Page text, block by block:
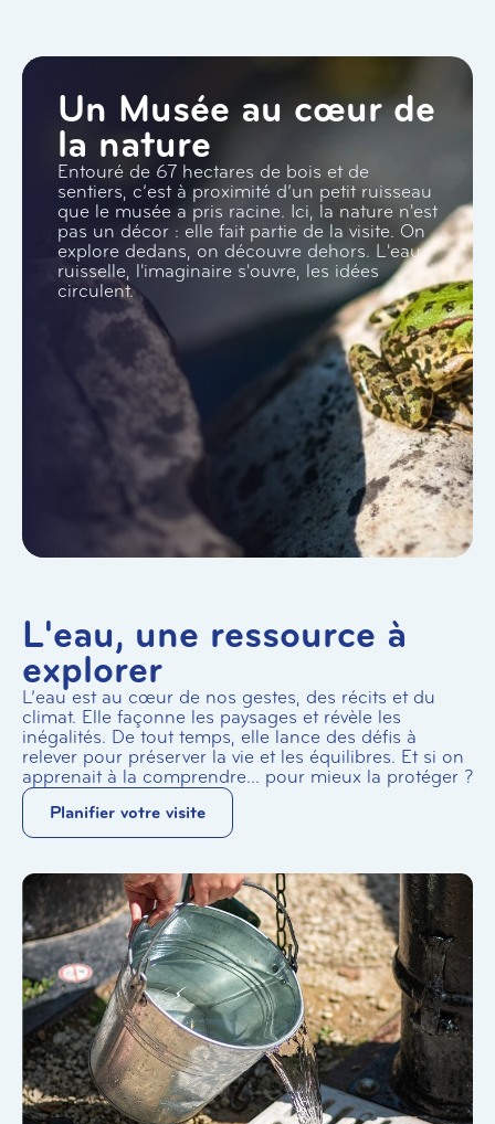
Un Musée au cœur de
la nature
Entouré de 67 hectares de bois et de
sentiers, c’est à proximité d’un petit ruisseau
que le musée a pris racine. Ici, la nature n'est
pas un décor : elle fait partie de la visite. On
explore dedans, on découvre dehors. L'eau
ruisselle, l'imaginaire s'ouvre, les idées
circulent.
L'eau, une ressource à
explorer
L’eau est au cœur de nos gestes, des récits et du
climat. Elle façonne les paysages et révèle les
inégalités. De tout temps, elle lance des défis à
relever pour préserver la vie et les équilibres. Et si on
apprenait à la comprendre... pour mieux la protéger ?
Planifier votre visite